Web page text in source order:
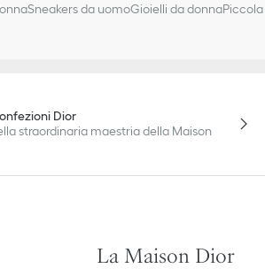
Sneakers da uomoGioielli da donna
Dior
straordinaria maestria della Maison
La Maison Dior